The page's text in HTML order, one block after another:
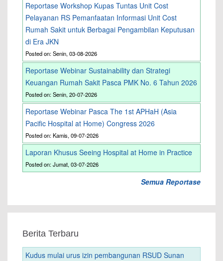
Reportase Workshop Kupas Tuntas Unit Cost
Pelayanan RS Pemanfaatan Informasi Unit Cost
Rumah Sakit untuk Berbagai Pengambilan Keputusan
di Era JKN
Posted on: Senin, 03-08-2026
Reportase Webinar Sustainability dan Strategi
Keuangan Rumah Sakit Pasca PMK No. 6 Tahun 2026
Posted on: Senin, 20-07-2026
Reportase Webinar Pasca The 1st APHaH (Asia
Pacific Hospital at Home) Congress 2026
Posted on: Kamis, 09-07-2026
Laporan Khusus Seeing Hospital at Home in Practice
Posted on: Jumat, 03-07-2026
Semua Reportase
Berita Terbaru
Kudus mulai urus izin pembangunan RSUD Sunan